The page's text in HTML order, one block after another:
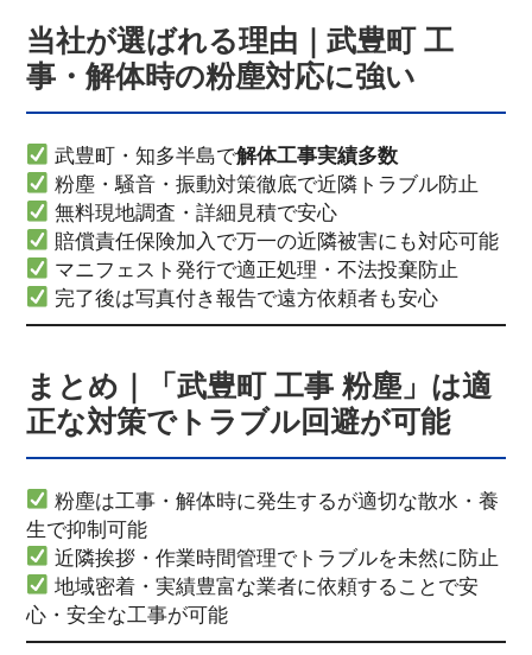
当社が選ばれる理由｜武豊町 工
事・解体時の粉塵対応に強い
武豊町・知多半島で解体工事実績多数
粉塵・騒音・振動対策徹底で近隣トラブル防止
無料現地調査・詳細見積で安心
賠償責任保険加入で万一の近隣被害にも対応可能
マニフェスト発行で適正処理・不法投棄防止
完了後は写真付き報告で遠方依頼者も安心
まとめ｜「武豊町 工事 粉塵」は適
正な対策でトラブル回避が可能
粉塵は工事・解体時に発生するが適切な散水・養
生で抑制可能
近隣挨拶・作業時間管理でトラブルを未然に防止
地域密着・実績豊富な業者に依頼することで安
心・安全な工事が可能